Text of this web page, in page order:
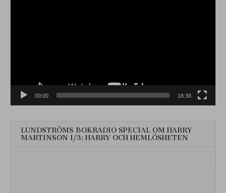
00:00 18:38
LUNDSTRÖMS BOKRADIO SPECIAL OM HARRY
MARTINSON 1/3: HARRY OCH HEMLÖSHETEN